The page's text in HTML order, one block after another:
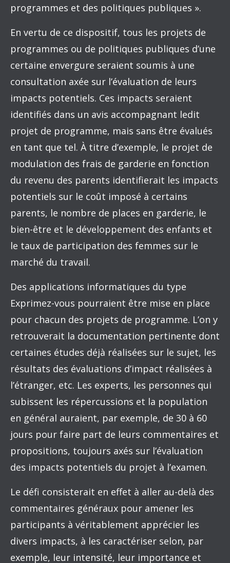
programmes et des politiques publiques ».
En vertu de ce dispositif, tous les projets de
programmes ou de politiques publiques d’une
certaine envergure seraient soumis à une
consultation axée sur l’évaluation de leurs
impacts potentiels. Ces impacts seraient
identifiés dans un avis accompagnant ledit
projet de programme, mais sans être évalués
en tant que tel. À titre d’exemple, le projet de
modulation des frais de garderie en fonction
du revenu des parents identifierait les impacts
potentiels sur le coût imposé à certains
parents, le nombre de places en garderie, le
bien-être et le développement des enfants et
le taux de participation des femmes sur le
marché du travail.
Des applications informatiques du type
Exprimez-vous pourraient être mise en place
pour chacun des projets de programme. L’on y
retrouverait la documentation pertinente dont
certaines études déjà réalisées sur le sujet, les
résultats des évaluations d’impact réalisées à
l’étranger, etc. Les experts, les personnes qui
subissent les répercussions et la population
en général auraient, par exemple, de 30 à 60
jours pour faire part de leurs commentaires et
propositions, toujours axés sur l’évaluation
des impacts potentiels du projet à l’examen.
Le défi consisterait en effet à aller au-delà des
commentaires généraux pour amener les
participants à véritablement apprécier les
divers impacts, à les caractériser selon, par
exemple, leur intensité, leur importance et